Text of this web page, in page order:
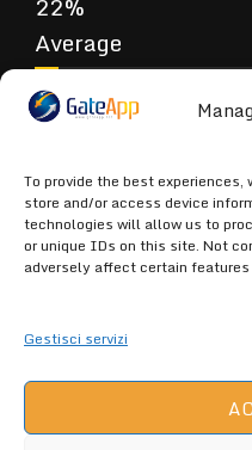
To provide the best
store and/or access device
technologies will allow us to
or unique IDs on this site. Not
adversely affect certain
Gestisci servizi
Average
Terrible